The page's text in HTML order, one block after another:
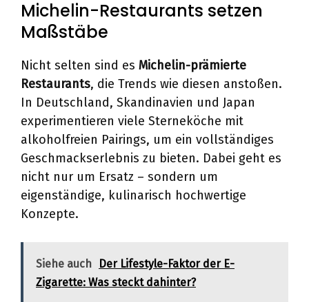
Michelin-Restaurants setzen
Maßstäbe
Nicht selten sind es Michelin-prämierte
Restaurants, die Trends wie diesen anstoßen.
In Deutschland, Skandinavien und Japan
experimentieren viele Sterneköche mit
alkoholfreien Pairings, um ein vollständiges
Geschmackserlebnis zu bieten. Dabei geht es
nicht nur um Ersatz – sondern um
eigenständige, kulinarisch hochwertige
Konzepte.
Siehe auch
Der Lifestyle-Faktor der E-
Zigarette: Was steckt dahinter?